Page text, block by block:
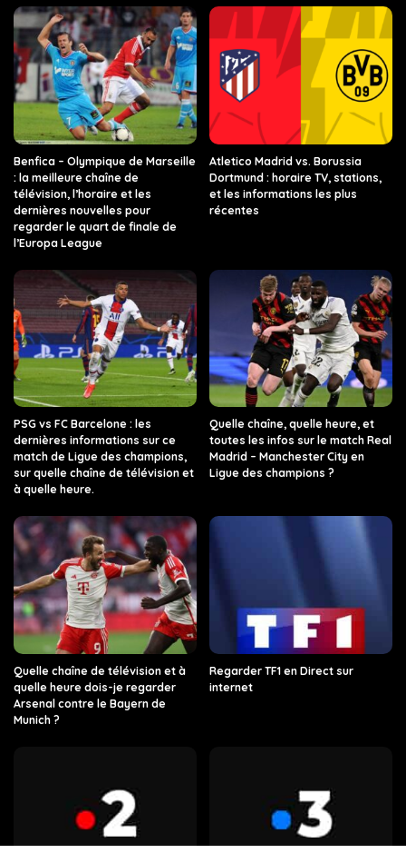
Benfica – Olympique de Marseille
: la meilleure chaîne de
télévision, l’horaire et les
dernières nouvelles pour
regarder le quart de finale de
l’Europa League
Atletico Madrid vs. Borussia
Dortmund : horaire TV, stations,
et les informations les plus
récentes
PSG vs FC Barcelone : les
dernières informations sur ce
match de Ligue des champions,
sur quelle chaîne de télévision et
à quelle heure.
Quelle chaîne, quelle heure, et
toutes les infos sur le match Real
Madrid – Manchester City en
Ligue des champions ?
Quelle chaîne de télévision et à
quelle heure dois-je regarder
Arsenal contre le Bayern de
Munich ?
Regarder TF1 en Direct sur
internet